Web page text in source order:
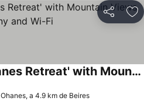
Partilhar
Apartment 'Your Ohanes Retreat' with Mountain Views, Balcony and Wi-Fi
Ohanes, a 4.9 km de Beires